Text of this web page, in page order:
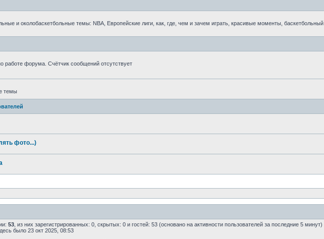
и околобаскетбольные темы: NBA, Европейские лиги, как, где, чем и зачем играть, красивые моменты, баскетбольный
работе форума. Счётчик сообщений отсутствует
темы
фото...)
53 , из них зарегистрированных: 0, скрытых: 0 и гостей: 53 (основано на активности пользователей за последние 5 минут)
было 23 окт 2025, 08:53